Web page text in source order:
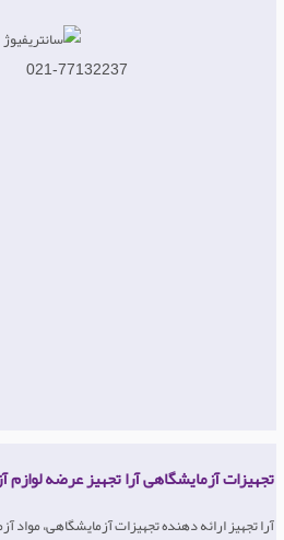
021-77132237
تجهیزات آزمایشگاهی آرا تجهیز عرضه لوازم
آرا تجهیز ارائه دهنده تجهیزات آزمایشگاهی،